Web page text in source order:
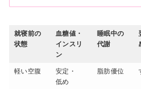
就寝前の
状態
血糖値・
インスリ
ン
睡眠中の
代謝
軽い空腹
安定・
低め
脂肪優位